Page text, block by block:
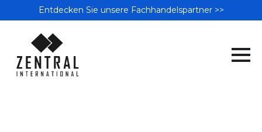
Entdecken Sie unsere Fachhandelspartner >>